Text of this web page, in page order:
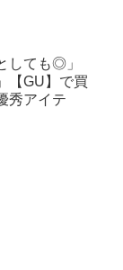
しても◎」
【GU】で買
秀アイテ